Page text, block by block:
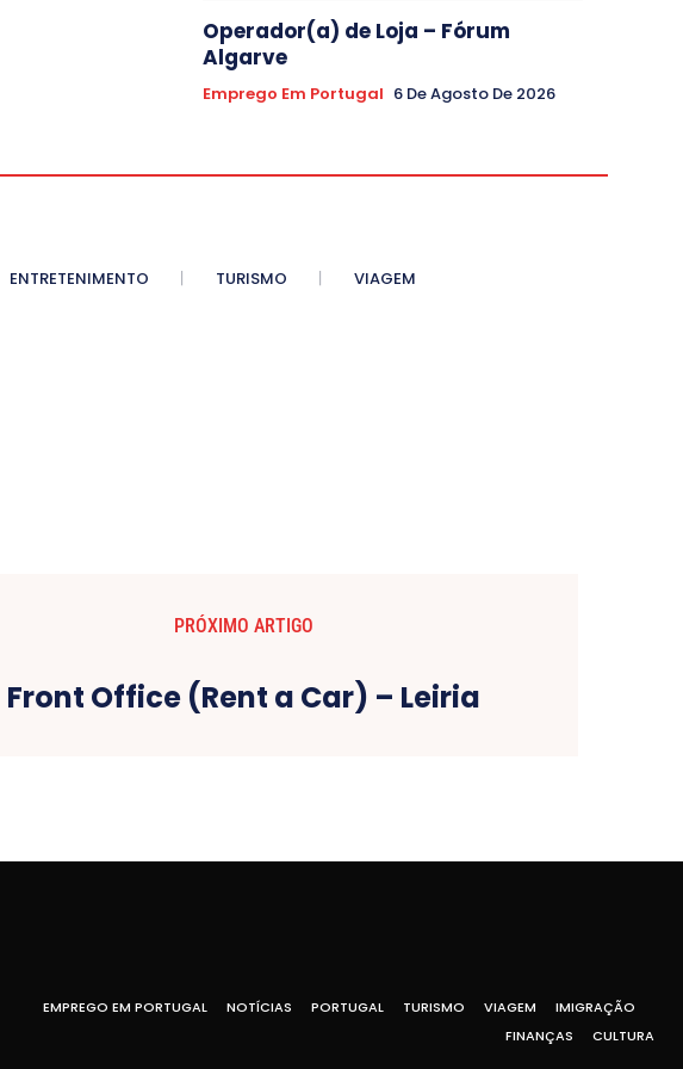
Operador(a) de Loja – Fórum
Algarve
Emprego Em Portugal 6 De Agosto De 2026
ENTRETENIMENTO TURISMO VIAGEM
PRÓXIMO ARTIGO
Front Office (Rent a Car) – Leiria
EMPREGO EM PORTUGAL NOTÍCIAS PORTUGAL TURISMO VIAGEM
IMIGRAÇÃO
FINANÇAS
CULTURA